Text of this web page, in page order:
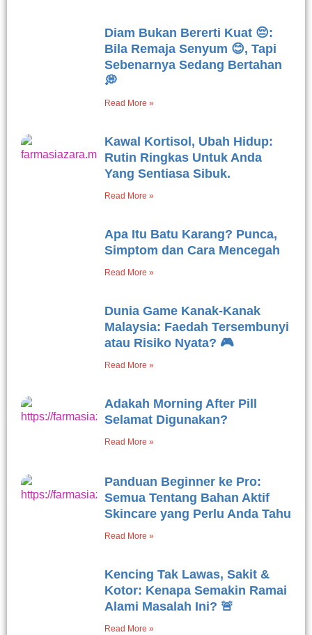
Diam Bukan Bererti Kuat 😔:
Bila Remaja Senyum 😊, Tapi
Sebenarnya Sedang Bertahan
💭
Read More »
Kawal Kortisol, Ubah Hidup:
Rutin Ringkas Untuk Anda
Yang Sentiasa Sibuk.
Read More »
Apa Itu Batu Karang? Punca,
Simptom dan Cara Mencegah
Read More »
Dunia Game Kanak-Kanak
Malaysia: Faedah Tersembunyi
atau Risiko Nyata? 🎮
Read More »
Adakah Morning After Pill
Selamat Digunakan?
Read More »
Panduan Beginner ke Pro:
Semua Tentang Bahan Aktif
Skincare yang Perlu Anda Tahu
Read More »
Kencing Tak Lawas, Sakit &
Kotor: Kenapa Semakin Ramai
Alami Masalah Ini? 🚨
Read More »